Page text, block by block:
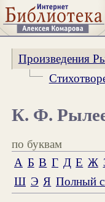
Произведения
К. Ф.
по буквам
А Б В Г Д Е Ж
Ш Э Я Полный